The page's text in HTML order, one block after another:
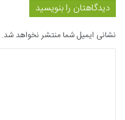
دیدگاهتان را بنویسید
نشانی ایمیل شما منتشر نخواهد شد.